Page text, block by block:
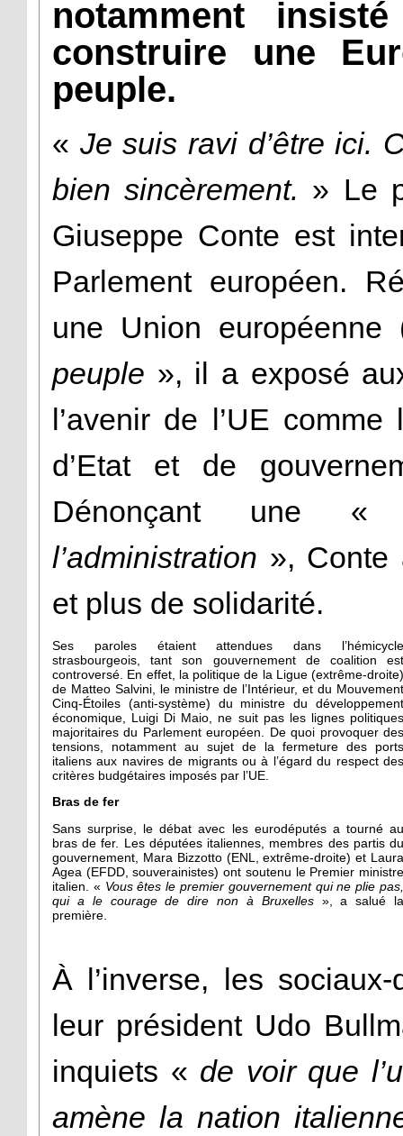
notamment
construire une
peuple.
« Je suis ravi d’être ici.
bien sincèrement. » Le
Giuseppe Conte est
Parlement européen.
une Union
peuple », il a exposé
l’avenir de l’UE
d’Etat et de
Dénonçant une
l’administration », Conte
et plus de solidarité.
Ses paroles étaient attendues dans l’hémicycle
strasbourgeois, tant son gouvernement de coalition est
controversé. En effet, la politique de la Ligue (extrême-droite)
de Matteo Salvini, le ministre de l’Intérieur, et du Mouvement
Cinq-Étoiles (anti-système) du ministre du développement
économique, Luigi Di Maio, ne suit pas les lignes politiques
majoritaires du Parlement européen. De quoi provoquer des
tensions, notamment au sujet de la fermeture des ports
italiens aux navires de migrants ou à l’égard du respect des
critères budgétaires imposés par l’UE.
Bras de fer
Sans surprise, le débat avec les eurodéputés a tourné au
bras de fer. Les députées italiennes, membres des partis du
gouvernement, Mara Bizzotto (ENL, extrême-droite) et Laura
Agea (EFDD, souverainistes) ont soutenu le Premier ministre
italien. « Vous êtes le premier gouvernement qui ne plie
qui a le courage de dire non à Bruxelles», a salué
première.
À l’inverse, les
leur président Udo
inquiets « de voir que
amène la nation